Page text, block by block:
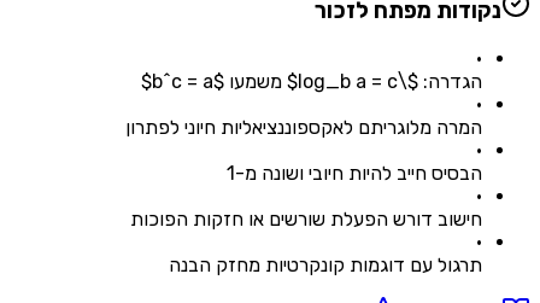
מפתח לזכור
הגדרה: $\log_b a = c$ משמעו $b^c = a$
המרה מלוגריתם לאקספוננציאליות חיוני לפתרון
הבסיס חייב להיות חיובי ושונה מ-1
חישוב דורש הפעלת שורשים או חזקות הפוכות
תרגול עם דוגמות קונקרטיות מחזק הבנה